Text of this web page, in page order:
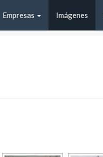
Empresas Imágenes